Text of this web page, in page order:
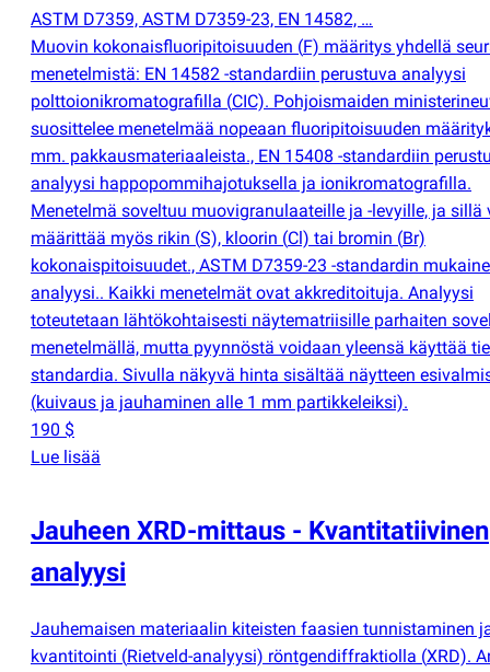
ASTM D7359, ASTM D7359-23, EN 14582, …
Muovin kokonaisfluoripitoisuuden (F) määritys yhdellä
menetelmistä: EN 14582 -standardiin perustuva analyysi
polttoionikromatografilla (CIC). Pohjoismaiden
suosittelee menetelmää nopeaan fluoripitoisuuden
mm. pakkausmateriaaleista., EN 15408 -standardiin
analyysi happopommihajotuksella ja ionikromatografilla.
Menetelmä soveltuu muovigranulaateille ja -levyille, ja sillä
määrittää myös rikin (S), kloorin (Cl) tai bromin (Br)
kokonaispitoisuudet., ASTM D7359-23 -standardin
analyysi.. Kaikki menetelmät ovat akkreditoituja. Analyysi
toteutetaan lähtökohtaisesti näytematriisille parhaiten
menetelmällä, mutta pyynnöstä voidaan yleensä käyttää
standardia. Sivulla näkyvä hinta sisältää näytteen
(kuivaus ja jauhaminen alle 1 mm partikkeleiksi).
190 $
Lue lisää
Jauheen XRD-mittaus - Kvantitatiivinen
analyysi
Jauhemaisen materiaalin kiteisten faasien tunnistaminen
kvantitointi (Rietveld-analyysi) röntgendiffraktiolla (XRD).